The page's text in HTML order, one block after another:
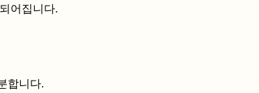
어집니다.
합니다.